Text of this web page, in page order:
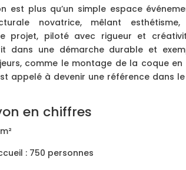
est plus qu’un simple espace
novatrice, mêlant
projet, piloté avec rigueur et
dans une démarche durable et
comme le montage de la coque en
appelé à devenir une référence dans
en chiffres
: 750 personnes